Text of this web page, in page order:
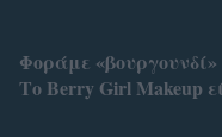
Φοράμε
Το Berry Girl Makeup